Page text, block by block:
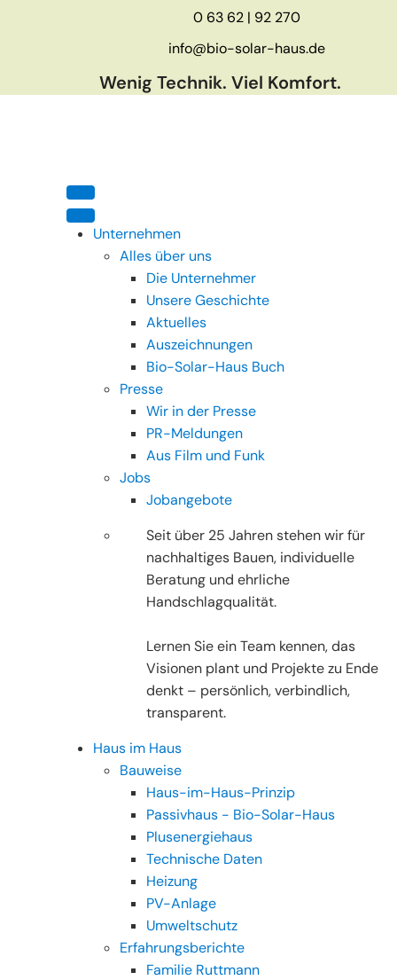
0 63 62 | 92 270
info@bio-solar-haus.de
Wenig Technik. Viel Komfort.
Unternehmen
Alles über uns
Die Unternehmer
Unsere Geschichte
Aktuelles
Auszeichnungen
Bio-Solar-Haus Buch
Presse
Wir in der Presse
PR-Meldungen
Aus Film und Funk
Jobs
Jobangebote
Seit über 25 Jahren stehen wir für
nachhaltiges Bauen, individuelle
Beratung und ehrliche
Handschlagqualität.
Lernen Sie ein Team kennen, das
Visionen plant und Projekte zu Ende
denkt – persönlich, verbindlich,
transparent.
Haus im Haus
Bauweise
Haus-im-Haus-Prinzip
Passivhaus - Bio-Solar-Haus
Plusenergiehaus
Technische Daten
Heizung
PV-Anlage
Umweltschutz
Erfahrungsberichte
Familie Ruttmann